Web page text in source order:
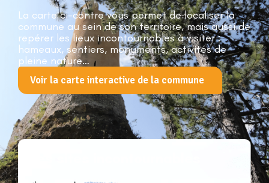
La carte ci-contre vous permet de localiser la
commune au sein de son territoire, mais aussi de
repérer les lieux incontournables à visiter :
hameaux, sentiers, monuments, activités de
pleine nature…
Voir la carte interactive de la commune